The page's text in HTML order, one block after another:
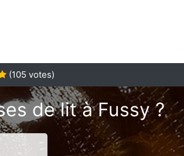
(105 votes)
de lit à Fussy ?